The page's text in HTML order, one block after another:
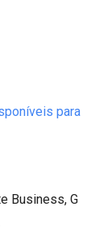
para
Business, G